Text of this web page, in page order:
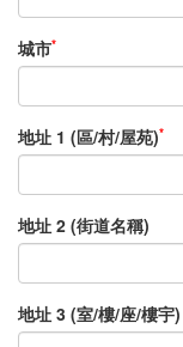
城市*
地址 1 (區/村/屋苑)*
地址 2 (街道名稱)
地址 3 (室/樓/座/樓宇)